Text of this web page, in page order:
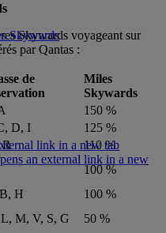
Skywards voyageant sur
par Qantas :
de
Miles
Skywards
150 %
D, I
125 %
R
110 %
100 %
H
100 %
M, V, S, G
50 %
Skywards
link in a new tab
an external link in a new